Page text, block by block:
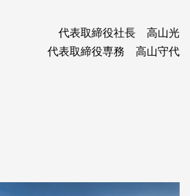
代表取締役社長 高山光
代表取締役専務 高山守代